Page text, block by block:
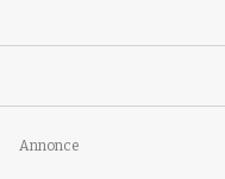
Annonce